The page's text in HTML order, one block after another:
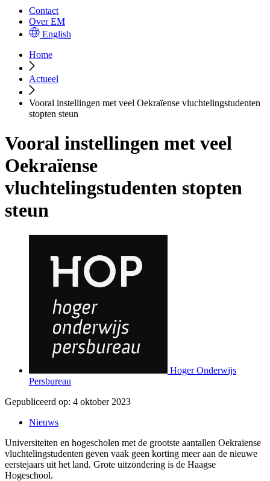
Contact
Over EM
English
Home
Actueel
Vooral instellingen met veel Oekraïense vluchtelingstudenten
stopten steun
Vooral instellingen met veel
Oekraïense
vluchtelingstudenten stopten
steun
Hoger Onderwijs
Persbureau
Gepubliceerd op: 4 oktober 2023
Nieuws
Universiteiten en hogescholen met de grootste aantallen Oekraïense
vluchtelingstudenten geven vaak geen korting meer aan de nieuwe
eerstejaars uit het land. Grote uitzondering is de Haagse
Hogeschool.